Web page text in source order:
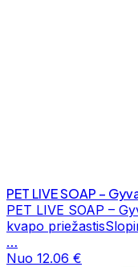
PET LIVE SOAP –
PET LIVE SOAP –
kvapo
…
Nuo 12.06 €